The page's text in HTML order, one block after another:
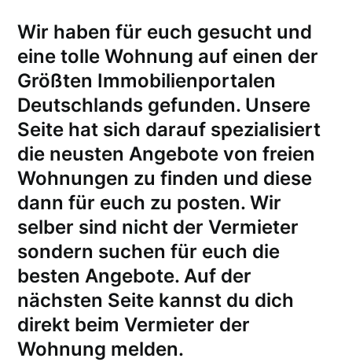
Wir haben für euch gesucht und
eine tolle Wohnung auf einen der
Größten Immobilienportalen
Deutschlands gefunden. Unsere
Seite hat sich darauf spezialisiert
die neusten Angebote von freien
Wohnungen zu finden und diese
dann für euch zu posten. Wir
selber sind nicht der Vermieter
sondern suchen für euch die
besten Angebote. Auf der
nächsten Seite kannst du dich
direkt beim Vermieter der
Wohnung melden.